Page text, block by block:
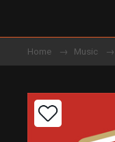
Home Music